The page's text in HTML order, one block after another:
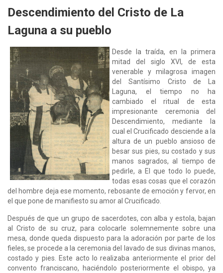
Descendimiento del Cristo de La
Laguna a su pueblo
Desde la traída, en la primera
mitad del siglo XVI, de esta
venerable y milagrosa imagen
del Santísimo Cristo de La
Laguna, el tiempo no ha
cambiado el ritual de esta
impresionante ceremonia del
Descendimiento, mediante la
cual el Crucificado desciende a la
altura de un pueblo ansioso de
besar sus pies, su costado y sus
manos sagrados, al tiempo de
pedirle, a El que todo lo puede,
todas esas cosas que el corazón
del hombre deja ese momento, rebosante de emoción y fervor, en
el que pone de manifiesto su amor al Crucificado.
Después de que un grupo de sacerdotes, con alba y estola, bajan
al Cristo de su cruz, para colocarle solemnemente sobre una
mesa, donde queda dispuesto para la adoración por parte de los
fieles, se procede a la ceremonia del lavado de sus divinas manos,
costado y pies. Este acto lo realizaba anteriormente el prior del
convento franciscano, haciéndolo posteriormente el obispo, ya